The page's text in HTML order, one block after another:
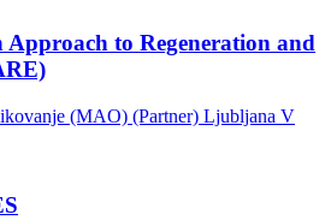
to Regeneration and
(MAO) (Partner) Ljubljana V